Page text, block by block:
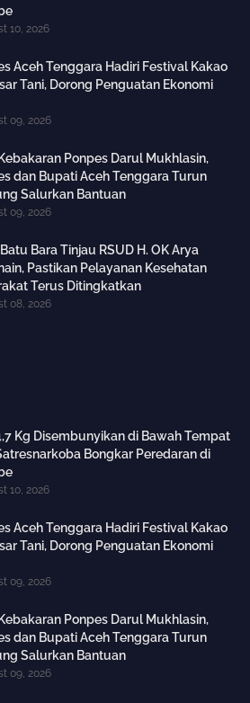
10, 2026
Aceh Tenggara Hadiri Festival Kakao
Tani, Dorong Penguatan Ekonomi
09, 2026
Ponpes Darul Mukhlasin,
dan Bupati Aceh Tenggara Turun
Salurkan Bantuan
09, 2026
Bara Tinjau RSUD H. OK Arya
Pastikan Pelayanan Kesehatan
Terus Ditingkatkan
08, 2026
Kg Disembunyikan di Bawah Tempat
Bongkar Peredaran di
10, 2026
Aceh Tenggara Hadiri Festival Kakao
Tani, Dorong Penguatan Ekonomi
09, 2026
Ponpes Darul Mukhlasin,
dan Bupati Aceh Tenggara Turun
Salurkan Bantuan
09, 2026